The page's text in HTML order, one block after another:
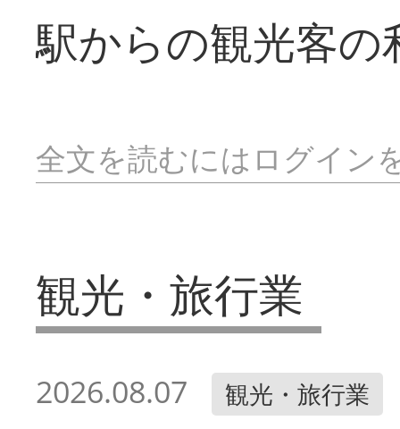
駅からの観光客
全文を読むにはログイン
観光・旅行業
2026.08.07 観光・旅行業